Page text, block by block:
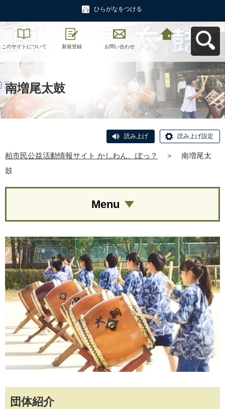
ひらがなをつける
このサイトについて 新規登録 お問い合わせ
柏市民公益活動情報
サイト かしわん、ぽ
南増尾太鼓
読み上げ 読み上げ設定
柏市民公益活動情報サイト かしわん、ぽっ？ ＞
南増尾太
鼓
団体紹介
Menu